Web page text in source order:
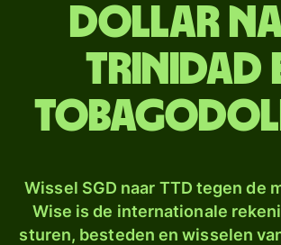
dollar
Trinidad
Wissel SGD naar TTD tegen de
Wise is de internationale
sturen, besteden en wisselen